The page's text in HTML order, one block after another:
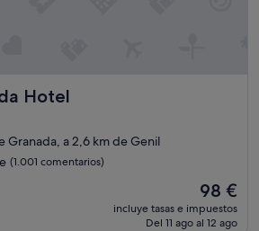
Hotel
Granada, a 2,6 km de Genil
(1.001 comentarios)
El
precio
actual
98 €
incluye tasas e impuestos
Del 11 ago al 12 ago